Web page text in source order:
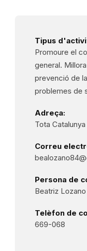
Tipus
Promoure el
general.
prevenció de
problemes de
Adreça:
Tota Catalunya
Correu
Persona de
Beatriz
Telèfon de
669-068